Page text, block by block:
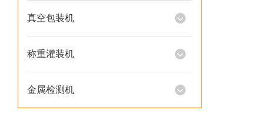
真空包装机
称重灌装机
金属检测机